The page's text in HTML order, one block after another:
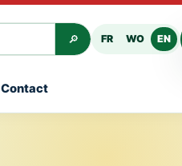
🔎 FR WO EN
Contact